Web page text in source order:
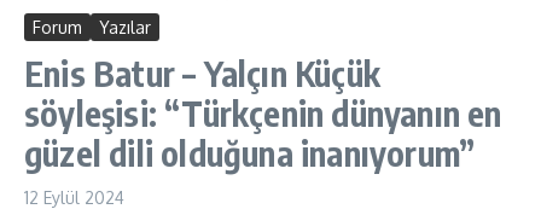
Forum Yazılar
Enis Batur – Yalçın Küçük
söyleşisi: “Türkçenin dünyanın en
güzel dili olduğuna inanıyorum”
12 Eylül 2024